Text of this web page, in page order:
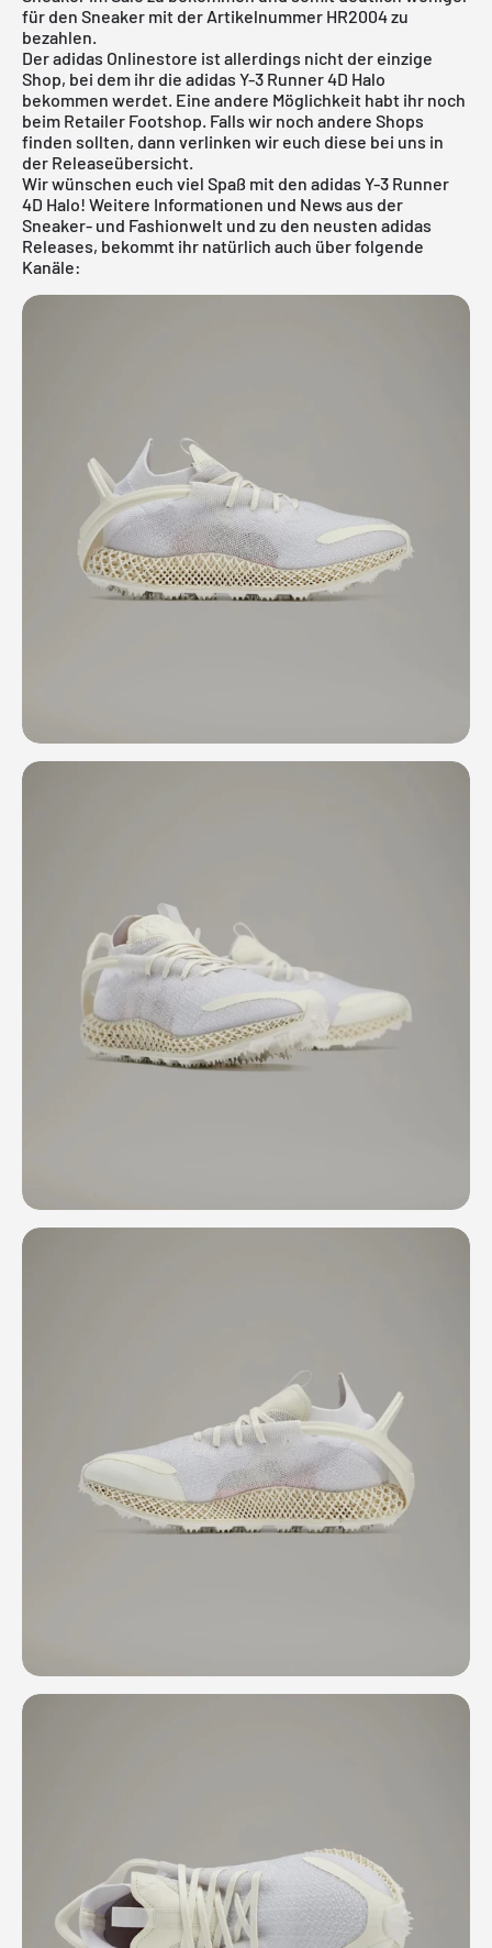
für den Sneaker mit der Artikelnummer HR2004 zu
bezahlen.
Der adidas Onlinestore ist allerdings nicht der einzige
Shop, bei dem ihr die adidas Y-3 Runner 4D Halo
bekommen werdet. Eine andere Möglichkeit habt ihr noch
beim Retailer Footshop. Falls wir noch andere Shops
finden sollten, dann verlinken wir euch diese bei uns in
der Releaseübersicht.
Wir wünschen euch viel Spaß mit den adidas Y-3 Runner
4D Halo! Weitere Informationen und News aus der
Sneaker- und Fashionwelt und zu den neusten adidas
Releases, bekommt ihr natürlich auch über folgende
Kanäle: